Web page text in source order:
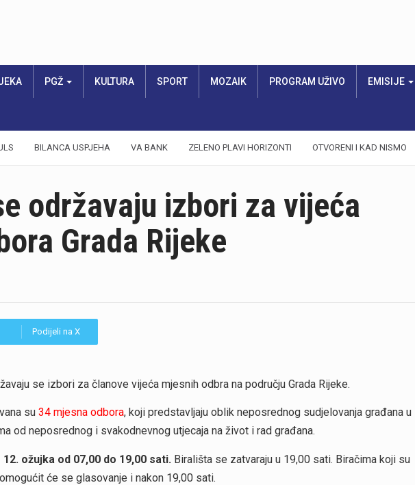
PGŽ KULTURA SPORT MOZAIK PROGRAM UŽIVO EMISIJE
BILANCA USPJEHA VA BANK ZELENO PLAVI HORIZONTI OTVORENI I KAD NISMO
održavaju izbori za vijeća
Grada Rijeke
Podijeli na X
se izbori za članove vijeća mjesnih odbra na području Grada Rijeke.
su 34 mjesna odbora, koji predstavljaju oblik neposrednog sudjelovanja građana u
od neposrednog i svakodnevnog utjecaja na život i rad građana.
ožujka od 07,00 do 19,00 sati. Birališta se zatvaraju u 19,00 sati. Biračima koji su
će se glasovanje i nakon 19,00 sati.